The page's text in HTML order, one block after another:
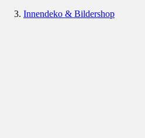
Innendeko & Bildershop